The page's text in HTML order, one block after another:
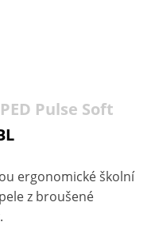
Pulse Soft
ergonomické školní
z broušené